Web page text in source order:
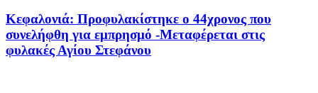
Κεφαλονιά: Προφυλακίστηκε ο 44χρονος που
συνελήφθη για εμπρησμό -Μεταφέρεται στις
φυλακές Αγίου Στεφάνου